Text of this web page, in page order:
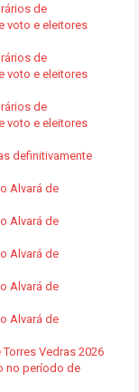
de
voto e eleitores
de
voto e eleitores
de
voto e eleitores
definitivamente
Alvará de
Alvará de
Alvará de
Alvará de
Alvará de
Torres Vedras 2026
no período de